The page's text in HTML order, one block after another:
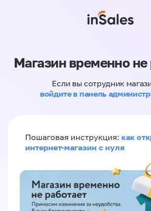
Магазин временно не
Если вы сотрудник
войдите в панель
Пошаговая инструкция: как
интернет-магазин с нуля